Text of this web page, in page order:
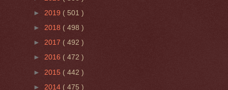
► 2019 ( 501 )
► 2018 ( 498 )
► 2017 ( 492 )
► 2016 ( 472 )
► 2015 ( 442 )
► 2014 ( 475 )